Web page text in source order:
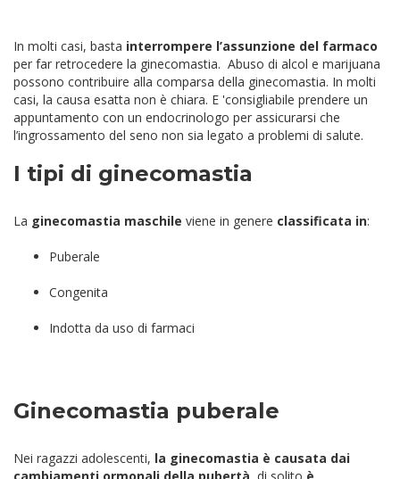
In molti casi, basta interrompere l’assunzione del farmaco
per far retrocedere la ginecomastia. Abuso di alcol e marijuana
possono contribuire alla comparsa della ginecomastia. In molti
casi, la causa esatta non è chiara. E 'consigliabile prendere un
appuntamento con un endocrinologo per assicurarsi che
l’ingrossamento del seno non sia legato a problemi di salute.
I tipi di ginecomastia
La ginecomastia maschile viene in genere classificata in:
Puberale
Congenita
Indotta da uso di farmaci
Ginecomastia puberale
Nei ragazzi adolescenti, la ginecomastia è causata dai